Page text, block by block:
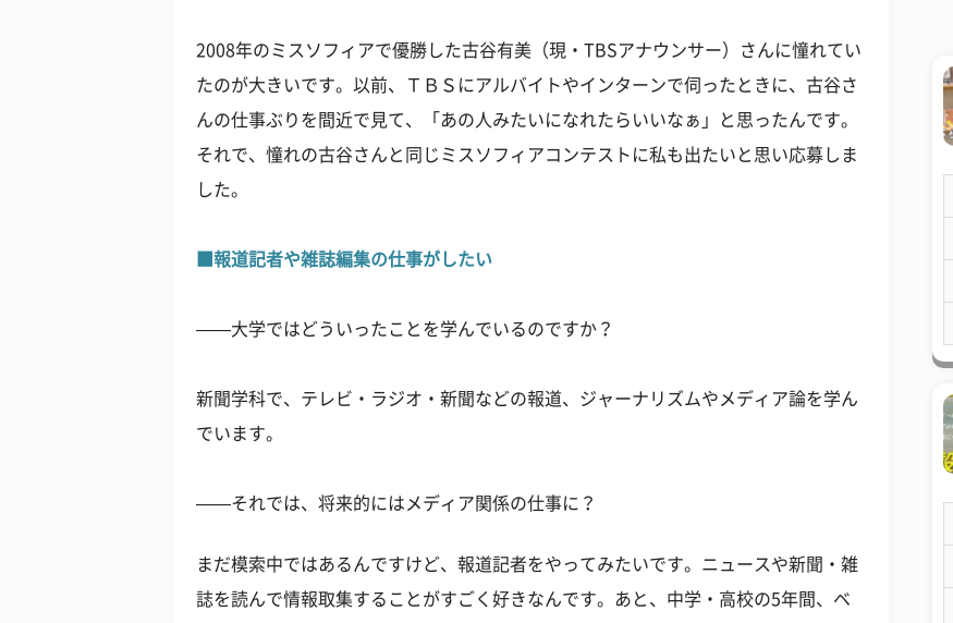
2008年のミスソフィアで優勝した古谷有美（現・TBSアナウンサー）さんに憧れてい
たのが大きいです。以前、ＴＢＳにアルバイトやインターンで伺ったときに、古谷さ
んの仕事ぶりを間近で見て、「あの人みたいになれたらいいなぁ」と思ったんです。
それで、憧れの古谷さんと同じミスソフィアコンテストに私も出たいと思い応募しま
した。
■報道記者や雑誌編集の仕事がしたい
——大学ではどういったことを学んでいるのですか？
新聞学科で、テレビ・ラジオ・新聞などの報道、ジャーナリズムやメディア論を学ん
でいます。
——それでは、将来的にはメディア関係の仕事に？
まだ模索中ではあるんですけど、報道記者をやってみたいです。ニュースや新聞・雑
誌を読んで情報取集することがすごく好きなんです。あと、中学・高校の5年間、ベ